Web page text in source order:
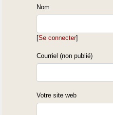
Nom
[Se connecter]
Courriel (non publié)
Votre site web